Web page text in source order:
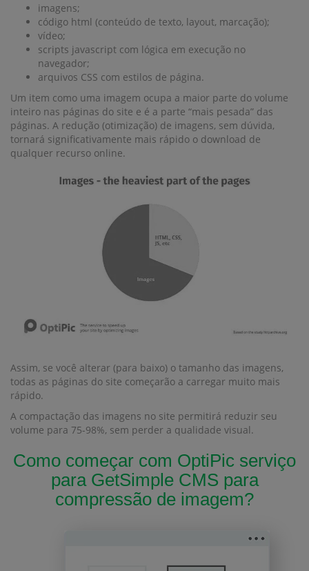
imagens;
código html (conteúdo de texto, layout, marcação);
vídeo;
scripts javascript com lógica em execução no
navegador;
arquivos CSS com estilos de página.
Um item como uma imagem ocupa a maior parte do volume
inteiro nas páginas do site e é a parte “mais pesada” das
páginas. A redução (otimização) de imagens, sem dúvida,
tornará significativamente mais rápido o download de
qualquer recurso online.
Assim, se você alterar (para baixo) o tamanho das imagens,
todas as páginas do site começarão a carregar muito mais
rápido.
A compactação das imagens no site permitirá reduzir seu
volume para 75-98%, sem perder a qualidade visual.
Como começar com OptiPic serviço
para GetSimple CMS para
compressão de imagem?